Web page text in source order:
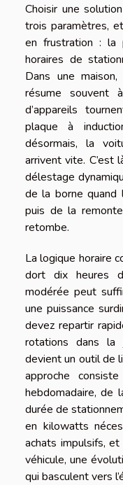
Choisir une
trois paramètres,
en frustration : la
horaires de
Dans une
résume souvent
d’appareils
plaque à
désormais, la
arrivent vite. C’est
délestage
de la borne quand
puis de la
retombe.
La logique horaire
dort dix heures
modérée peut
une puissance
devez repartir
rotations dans la
devient un outil de
approche
hebdomadaire, de
durée de
en kilowatts
achats impulsifs,
véhicule, une
qui basculent vers